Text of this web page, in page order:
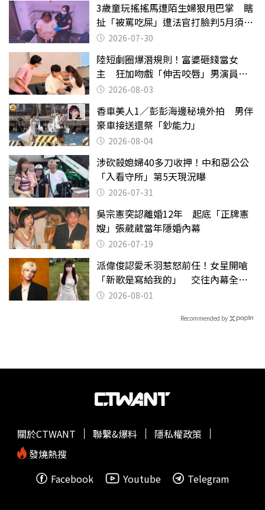
3歲童玩搖搖馬遭陌生婦狠甩巴掌 瞎
扯「被罵吃屎」遭法官打臉判5月須入
監 2026-07-30
陸短劇圈爆潛規則！富婆砸錢當女
主 狂加吻戲「伸舌咬唇」男演員崩
潰 2026-08-03
香車美人1／彭彭海邊秘境外拍 男伴
豪車接送還祭「鈔能力」
2026-08-04
涉砍殺媳婦40多刀收押！中和惡公公
「入看守所」第5天現況曝
2026-07-31
吳宗憲突認離婚12年 起底「正牌憲
嫂」張葳葳當年隱婚內幕
2026-07-19
派偉俊認愛禾羽惹怒前任！女星開嗆
「新歌是寫給我的」 交往內幕全說
了 2026-08-01
Recommended by
關於CTWANT 聯繫&爆料
隱私權政策
發燒熱搜
Facebook
Youtube Telegram